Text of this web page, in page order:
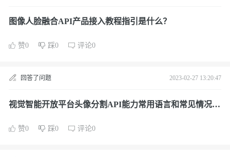
图像人脸融合API产品接入教程指引是什么？
赞0 踩0 评论0
回答了问题 2023-02-27 13:20:47
视觉智能开放平台头像分割API能力常用语言和常见情况的
赞0 踩0 评论0